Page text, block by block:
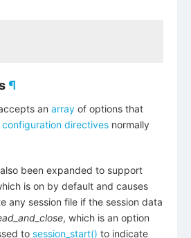
¶
an array of options that
configuration directives normally
been expanded to support
is on by default and causes
any session file if the session data
, which is an option
to session_start() to indicate